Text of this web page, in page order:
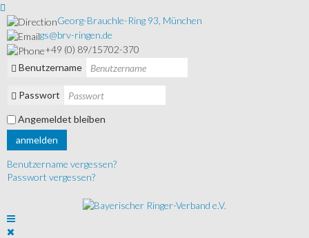
Georg-Brauchle-Ring 93, München
gs@brv-ringen.de
+49 (0) 89/15702-370
Benutzername
Passwort
Angemeldet bleiben
anmelden
Benutzername vergessen?
Passwort vergessen?